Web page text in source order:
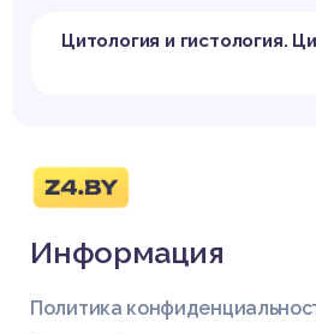
Цитология и гистология.
Информация
Политика